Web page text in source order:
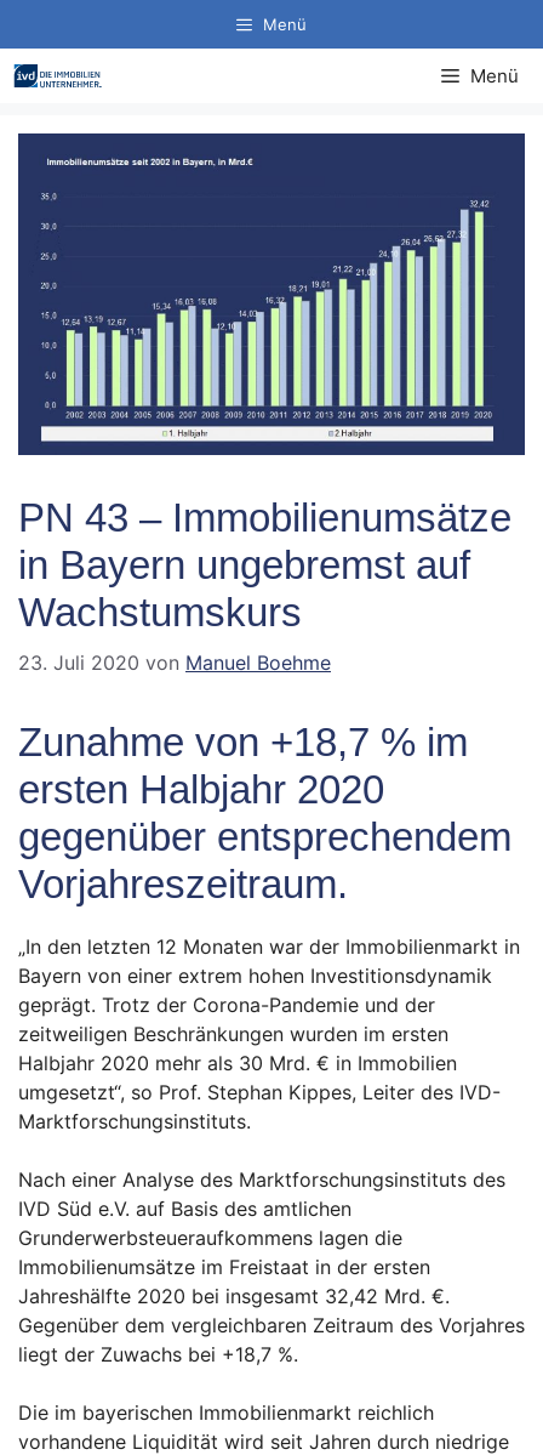
Inhalt
springen
Menü
Menü
PN 43 – Immobilienumsätze
in Bayern ungebremst auf
Wachstumskurs
23. Juli 2020 von Manuel Boehme
Zunahme von +18,7 % im
ersten Halbjahr 2020
gegenüber entsprechendem
Vorjahreszeitraum.
„In den letzten 12 Monaten war der Immobilienmarkt in
Bayern von einer extrem hohen Investitionsdynamik
geprägt. Trotz der Corona-Pandemie und der
zeitweiligen Beschränkungen wurden im ersten
Halbjahr 2020 mehr als 30 Mrd. € in Immobilien
umgesetzt“, so Prof. Stephan Kippes, Leiter des IVD-
Marktforschungsinstituts.
Nach einer Analyse des Marktforschungsinstituts des
IVD Süd e.V. auf Basis des amtlichen
Grunderwerbsteueraufkommens lagen die
Immobilienumsätze im Freistaat in der ersten
Jahreshälfte 2020 bei insgesamt 32,42 Mrd. €.
Gegenüber dem vergleichbaren Zeitraum des Vorjahres
liegt der Zuwachs bei +18,7 %.
Die im bayerischen Immobilienmarkt reichlich
vorhandene Liquidität wird seit Jahren durch niedrige